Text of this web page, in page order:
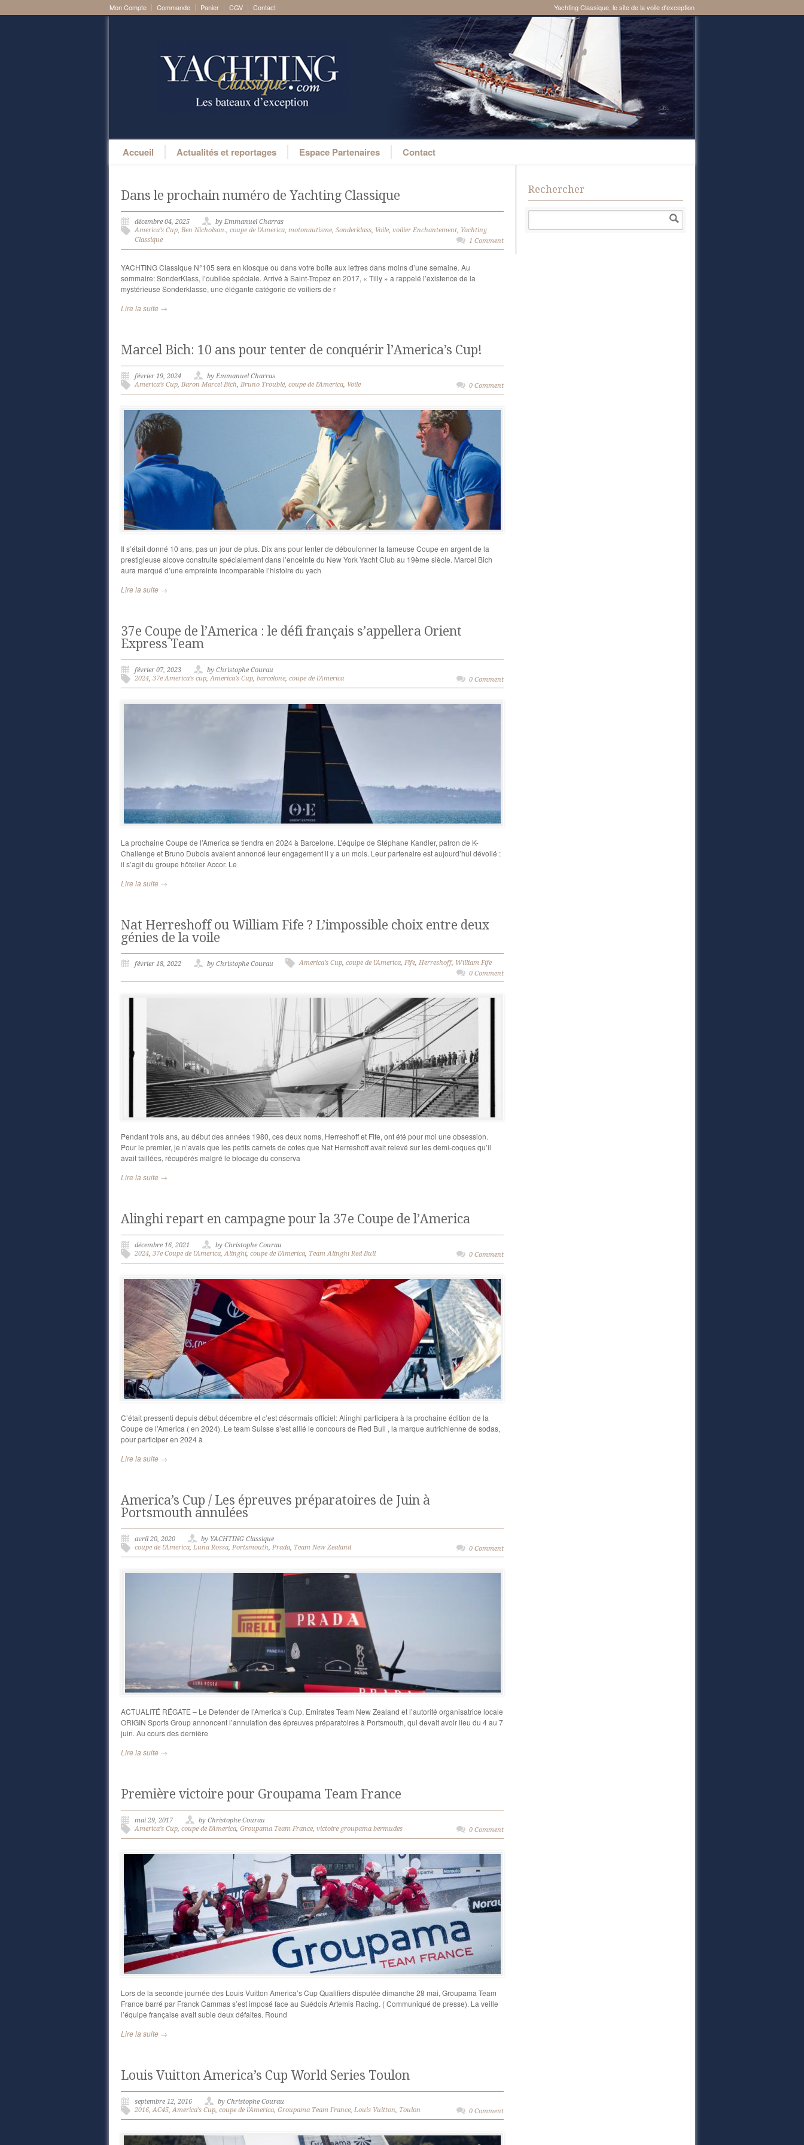
Mon Compte Commande Panier CGV Contact Yachting Classique, le site de la voile d'exception
Accueil Actualités et reportages Espace Partenaires Contact
Dans le prochain numéro de Yachting Classique
décembre 04, 2025
by Emmanuel Charras
America’s Cup, Ben Nicholson., coupe de l'America, motonautisme, Sonderklass, Voile, voilier Enchantement, Yachting
Classique
1 Comment
YACHTING Classique N°105 sera en kiosque ou dans votre boîte aux lettres dans moins d’une semaine. Au
sommaire: SonderKlass, l’oubliée spéciale. Arrivé à Saint-Tropez en 2017, « Tilly » a rappelé l’existence de la
mystérieuse Sonderklasse, une élégante catégorie de voiliers de r
Lire la suite →
Marcel Bich: 10 ans pour tenter de conquérir l’America’s Cup!
février 19, 2024
by Emmanuel Charras
America’s Cup, Baron Marcel Bich, Bruno Troublé, coupe de l'America, Voile 0 Comment
Il s’était donné 10 ans, pas un jour de plus. Dix ans pour tenter de déboulonner la fameuse Coupe en argent de la
prestigieuse alcove construite spécialement dans l’enceinte du New York Yacht Club au 19ème siècle. Marcel Bich
aura marqué d’une empreinte incomparable l’histoire du yach
Lire la suite →
37e Coupe de l’America : le défi français s’appellera Orient
Express Team
février 07, 2023
by Christophe Courau
2024, 37e America's cup,America’s Cup, barcelone, coupe de l'America 0 Comment
La prochaine Coupe de l’America se tiendra en 2024 à Barcelone. L’équipe de Stéphane Kandler, patron de K-
Challenge et Bruno Dubois avaient annoncé leur engagement il y a un mois. Leur partenaire est aujourd’hui dévoilé :
il s’agit du groupe hôtelier Accor. Le
Lire la suite →
Nat Herreshoff ou William Fife ? L’impossible choix entre deux
génies de la voile
février 18, 2022 by Christophe Courau America’s Cup, coupe de l'America, Fife, Herreshoff, William Fife
0 Comment
Pendant trois ans, au début des années 1980, ces deux noms, Herreshoff et Fife, ont été pour moi une obsession.
Pour le premier, je n’avais que les petits carnets de cotes que Nat Herreshoff avait relevé sur les demi-coques qu’il
avait taillées, récupérés malgré le blocage du conserva
Lire la suite →
Alinghi repart en campagne pour la 37e Coupe de l’America
décembre 16, 2021
by Christophe Courau
2024, 37e Coupe de l'America,Alinghi, coupe de l'America, Team Alinghi Red Bull 0 Comment
C’était pressenti depuis début décembre et c’est désormais officiel: Alinghi participera à la prochaine édition de la
Coupe de l’America ( en 2024). Le team Suisse s’est allié le concours de Red Bull , la marque autrichienne de sodas,
pour participer en 2024 à
Lire la suite →
America’s Cup / Les épreuves préparatoires de Juin à
Portsmouth annulées
avril 20, 2020
by YACHTING Classique
coupe de l'America, Luna Rossa, Portsmouth, Prada, Team New Zealand 0 Comment
ACTUALITÉ RÉGATE – Le Defender de l’America’s Cup, Emirates Team New Zealand et l’autorité organisatrice locale
ORIGIN Sports Group annoncent l’annulation des épreuves préparatoires à Portsmouth, qui devait avoir lieu du 4 au 7
juin. Au cours des dernière
Lire la suite →
Première victoire pour Groupama Team France
mai 29, 2017
by Christophe Courau
America’s Cup, coupe de l'America, Groupama Team France, victoire groupama bermudes 0 Comment
Lors de la seconde journée des Louis Vuitton America’s Cup Qualifiers disputée dimanche 28 mai, Groupama Team
France barré par Franck Cammas s’est imposé face au Suédois Artemis Racing. ( Communiqué de presse). La veille
l’équipe française avait subie deux défaites. Round
Lire la suite →
Louis Vuitton America’s Cup World Series Toulon
septembre 12, 2016
by Christophe Courau
2016,AC45,America’s Cup, coupe de l'America, Groupama Team France, Louis Vuitton, Toulon 0 Comment
Rechercher